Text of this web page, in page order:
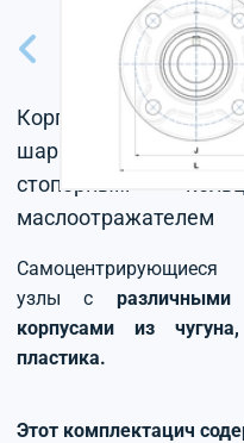
Корпус из серого
стопорным
маслоотражателем
узлы с
корпусами из
пластика.
Этот комплектацич